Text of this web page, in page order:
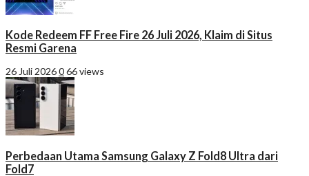
Kode Redeem FF Free Fire 26 Juli 2026, Klaim di Situs
Resmi Garena
26 Juli 2026066 views
Perbedaan Utama Samsung Galaxy Z Fold8 Ultra dari
Fold7